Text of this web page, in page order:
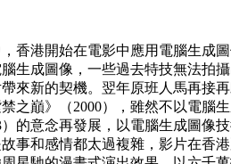
港開始在電影中應用電腦生成
生成圖像，一些過去特技無法
來新的契機。翌年原班人馬再接
之巔》（2000），雖然不以電
的意念再發展，以電腦生成圖
事和感情都太過複雜，影片在